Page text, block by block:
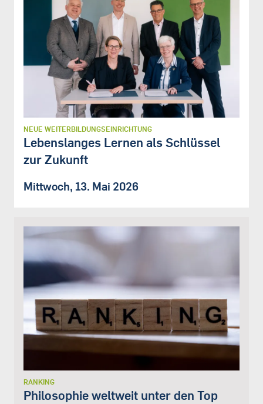
NEUE WEITERBILDUNGSEINRICHTUNG
Lebenslanges Lernen als Schlüssel
zur Zukunft
Mittwoch, 13. Mai 2026
RANKING
Philosophie weltweit unter den Top